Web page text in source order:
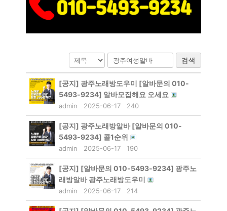
검색
[공지] 광주노래방도우미 [알바문의 010-
5493-9234] 알바모집해요 오세요
admin 2025-06-17 240
[공지] 광주노래방알바 [알바문의 010-
5493-9234] 콜1순위
admin 2025-06-17 190
[공지] [알바문의 010-5493-9234] 광주노
래방알바 광주노래방도우미
admin 2025-06-17 214